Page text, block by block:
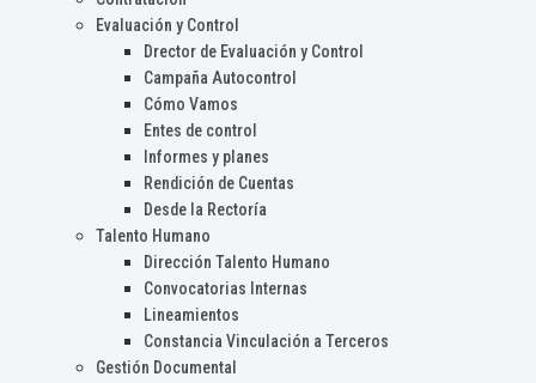
Evaluación y Control
Drector de Evaluación y Control
Campaña Autocontrol
Cómo Vamos
Entes de control
Informes y planes
Rendición de Cuentas
Desde la Rectoría
Talento Humano
Dirección Talento Humano
Convocatorias Internas
Lineamientos
Constancia Vinculación a Terceros
Gestión Documental